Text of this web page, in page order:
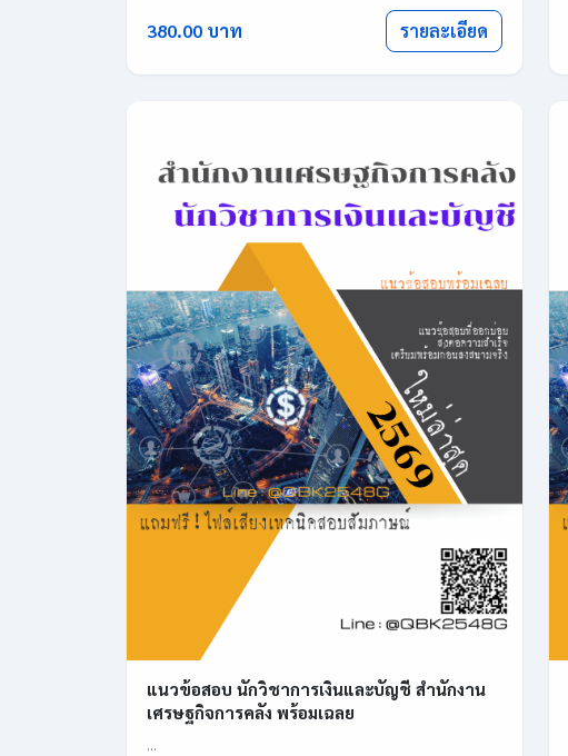
380.00 บาท รายละเอียด
แนวข้อสอบ นักวิชาการเงินและบัญชี สำนักงาน
เศรษฐกิจการคลัง พร้อมเฉลย
...